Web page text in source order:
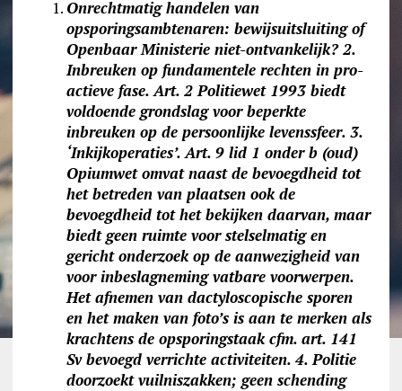
Onrechtmatig handelen van
opsporingsambtenaren: bewijsuitsluiting of
Openbaar Ministerie niet-ontvankelijk? 2.
Inbreuken op fundamentele rechten in pro-
actieve fase. Art. 2 Politiewet 1993 biedt
voldoende grondslag voor beperkte
inbreuken op de persoonlijke levenssfeer. 3.
‘Inkijkoperaties’. Art. 9 lid 1 onder b (oud)
Opiumwet omvat naast de bevoegdheid tot
het betreden van plaatsen ook de
bevoegdheid tot het bekijken daarvan, maar
biedt geen ruimte voor stelselmatig en
gericht onderzoek op de aanwezigheid van
voor inbeslagneming vatbare voorwerpen.
Het afnemen van dactyloscopische sporen
en het maken van foto’s is aan te merken als
krachtens de opsporingstaak cfm. art. 141
Sv bevoegd verrichte activiteiten. 4. Politie
doorzoekt vuilniszakken; geen schending